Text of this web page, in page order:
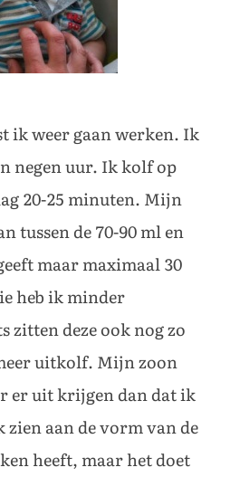
ik weer gaan werken. Ik
negen uur. Ik kolf op
20-25 minuten. Mijn
tussen de 70-90 ml en
maar maximaal 30
heb ik minder
zitten deze ook nog zo
uitkolf. Mijn zoon
er uit krijgen dan dat ik
aan de vorm van de
heeft, maar het doet